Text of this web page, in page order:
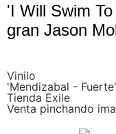
'I Will Swim
gran Jason
Vinilo
'Mendizabal - Fuerte'
Tienda Exile
Venta pinchando